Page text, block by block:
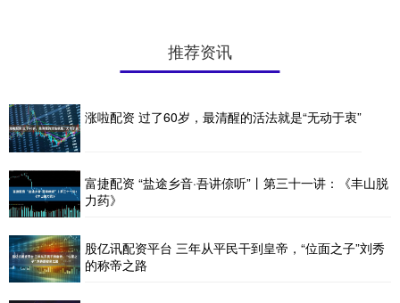
推荐资讯
涨啦配资 过了60岁，最清醒的活法就是“无动于衷”
富捷配资 “盐途乡音·吾讲倷听”丨第三十一讲：《丰山脱
力药》
股亿讯配资平台 三年从平民干到皇帝，“位面之子”刘秀
的称帝之路